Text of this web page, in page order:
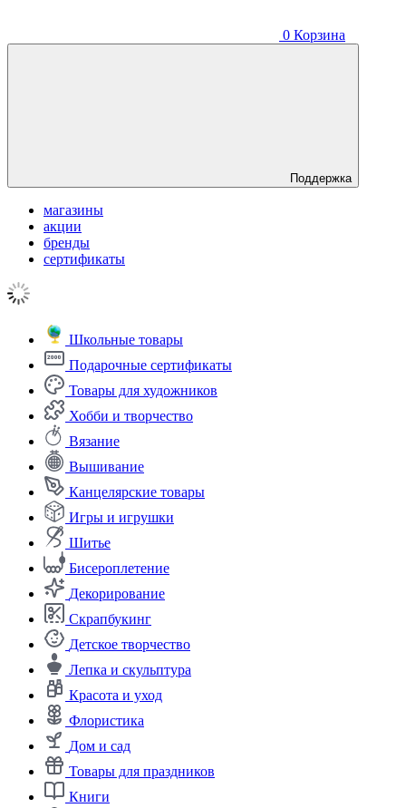
0 Корзина
Поддержка
магазины
акции
бренды
сертификаты
Школьные товары
Подарочные сертификаты
Товары для художников
Хобби и творчество
Вязание
Вышивание
Канцелярские товары
Игры и игрушки
Шитье
Бисероплетение
Декорирование
Скрапбукинг
Детское творчество
Лепка и скульптура
Красота и уход
Флористика
Дом и сад
Товары для праздников
Книги